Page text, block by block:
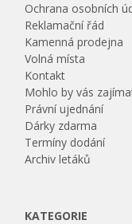
Ochrana osobních
Reklamační řád
Kamenná prodejna
Volná místa
Kontakt
Mohlo by vás
Právní ujednání
Dárky zdarma
Termíny dodání
Archiv letáků
KATEGORIE